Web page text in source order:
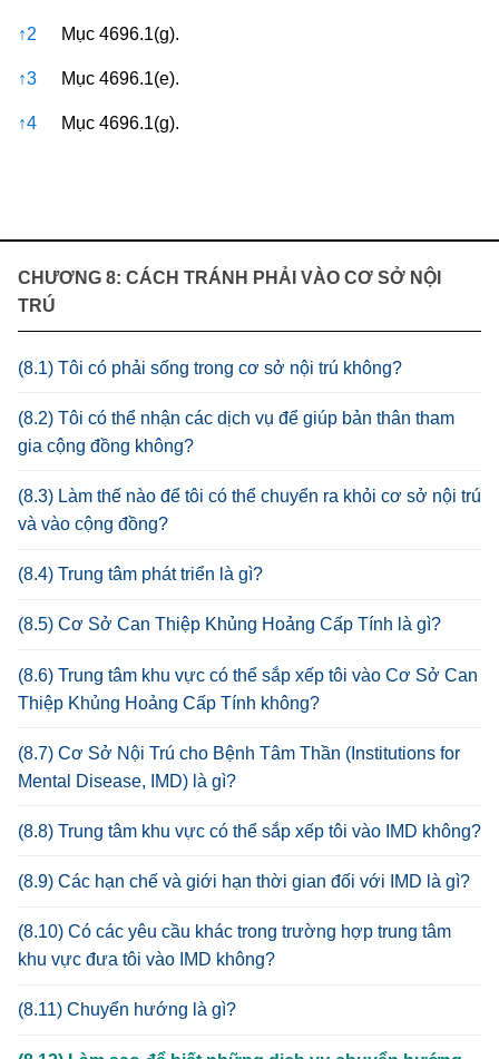
CHƯƠNG 8: CÁCH TRÁNH PHẢI VÀO CƠ SỞ NỘI
TRÚ
(8.1) Tôi có phải sống trong cơ sở nội trú không?
(8.2) Tôi có thể nhận các dịch vụ để giúp bản thân tham
gia cộng đồng không?
(8.3) Làm thế nào để tôi có thể chuyển ra khỏi cơ sở nội trú
và vào cộng đồng?
(8.4) Trung tâm phát triển là gì?
(8.5) Cơ Sở Can Thiệp Khủng Hoảng Cấp Tính là gì?
(8.6) Trung tâm khu vực có thể sắp xếp tôi vào Cơ Sở Can
Thiệp Khủng Hoảng Cấp Tính không?
(8.7) Cơ Sở Nội Trú cho Bệnh Tâm Thần (Institutions for
Mental Disease, IMD) là gì?
(8.8) Trung tâm khu vực có thể sắp xếp tôi vào IMD không?
(8.9) Các hạn chế và giới hạn thời gian đối với IMD là gì?
(8.10) Có các yêu cầu khác trong trường hợp trung tâm
khu vực đưa tôi vào IMD không?
(8.11) Chuyển hướng là gì?
↑2 Mục 4696.1(g).
↑3 Mục 4696.1(e).
↑4 Mục 4696.1(g).